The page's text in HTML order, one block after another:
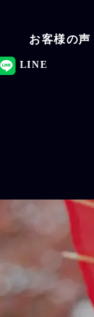
お客様の声
LINE